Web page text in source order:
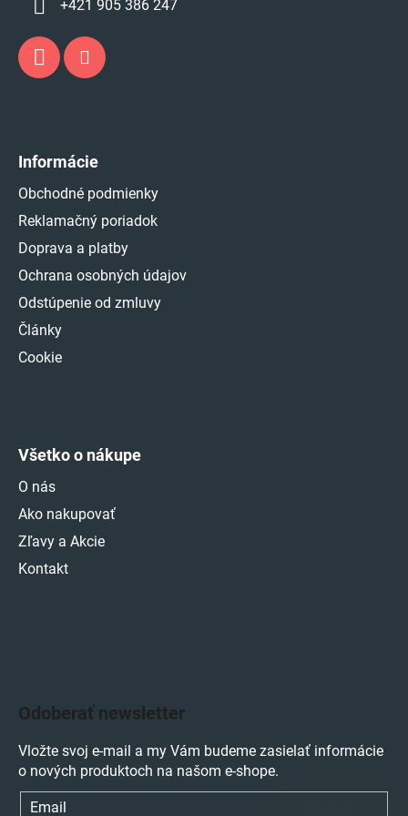
+421 905 386 247
Informácie
Obchodné podmienky
Reklamačný poriadok
Doprava a platby
Ochrana osobných údajov
Odstúpenie od zmluvy
Články
Cookie
Všetko o nákupe
O nás
Ako nakupovať
Zľavy a Akcie
Kontakt
Odoberať newsletter
Vložte svoj e-mail a my Vám budeme zasielať informácie
o nových produktoch na našom e-shope.
Email